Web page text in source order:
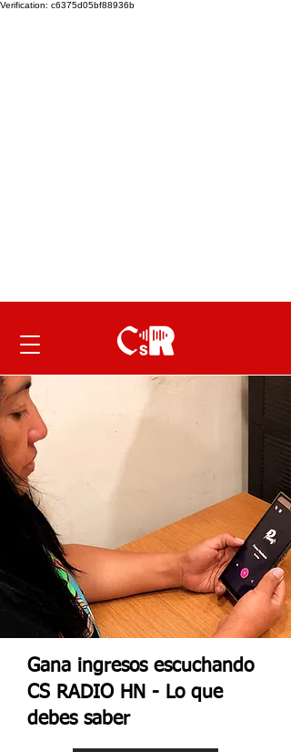
Verification: c6375d05bf88936b
Gana ingresos escuchando
CS RADIO HN - Lo que
debes saber